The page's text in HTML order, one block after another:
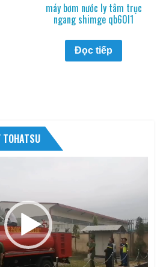
máy bơm nước ly tâm trục
ngang shimge qb60l1
Đọc tiếp
TOHATSU